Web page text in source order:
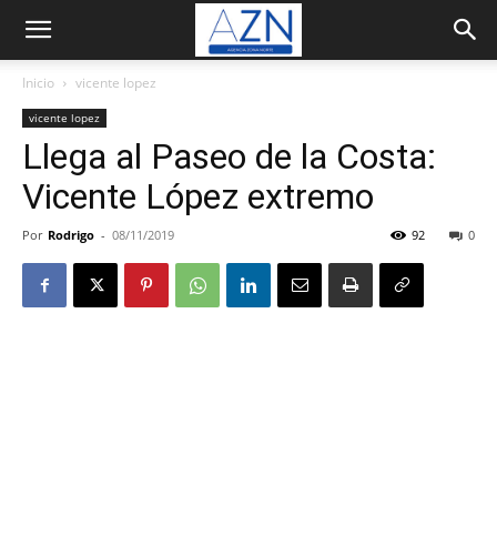
Inicio vicente lopez
vicente lopez
Llega al Paseo de la Costa:
Vicente López extremo
Por Rodrigo - 08/11/2019 0
92